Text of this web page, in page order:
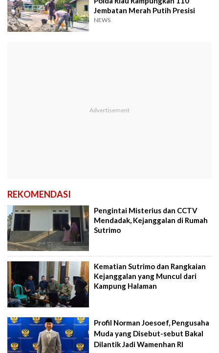
Jembatan Merah Putih Presisi
NEWS
REKOMENDASI
Pengintai Misterius dan CCTV
Mendadak, Kejanggalan di Rumah
Sutrimo
Kematian Sutrimo dan Rangkaian
Kejanggalan yang Muncul dari
Kampung Halaman
Profil Norman Joesoef, Pengusaha
Muda yang Disebut-sebut Bakal
Dilantik Jadi Wamenhan RI